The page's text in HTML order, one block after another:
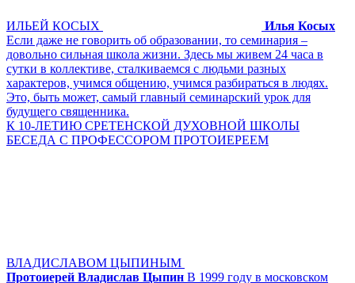
ИЛЬЕЙ КОСЫХ
Илья Косых
Если даже не говорить об образовании, то семинария –
довольно сильная школа жизни. Здесь мы живем 24 часа в
сутки в коллективе, сталкиваемся с людьми разных
характеров, учимся общению, учимся разбираться в людях.
Это, быть может, самый главный семинарский урок для
будущего священника.
К 10-ЛЕТИЮ СРЕТЕНСКОЙ ДУХОВНОЙ ШКОЛЫ
БЕСЕДА С ПРОФЕССОРОМ ПРОТОИЕРЕЕМ
ВЛАДИСЛАВОМ ЦЫПИНЫМ
Протоиерей Владислав Цыпин В 1999 году в московском